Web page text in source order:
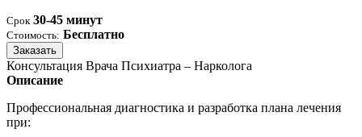
Срок 30-45 минут
Стоимость: Бесплатно
Заказать
Консультация Врача Психиатра – Нарколога
Описание
Профессиональная диагностика и разработка плана лечения
при: